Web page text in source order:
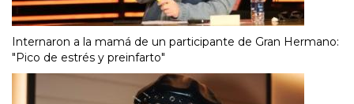
Internaron a la mamá de un participante de Gran Hermano:
"Pico de estrés y preinfarto"